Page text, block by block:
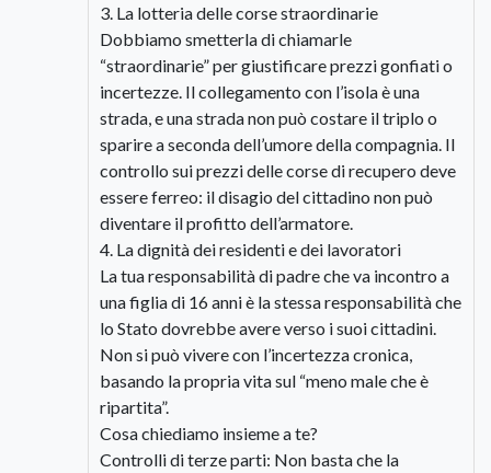
​3. La lotteria delle corse straordinarie
​Dobbiamo smetterla di chiamarle
“straordinarie” per giustificare prezzi gonfiati o
incertezze. Il collegamento con l’isola è una
strada, e una strada non può costare il triplo o
sparire a seconda dell’umore della compagnia. Il
controllo sui prezzi delle corse di recupero deve
essere ferreo: il disagio del cittadino non può
diventare il profitto dell’armatore.
​4. La dignità dei residenti e dei lavoratori
​La tua responsabilità di padre che va incontro a
una figlia di 16 anni è la stessa responsabilità che
lo Stato dovrebbe avere verso i suoi cittadini.
Non si può vivere con l’incertezza cronica,
basando la propria vita sul “meno male che è
ripartita”.
​Cosa chiediamo insieme a te?
​Controlli di terze parti: Non basta che la